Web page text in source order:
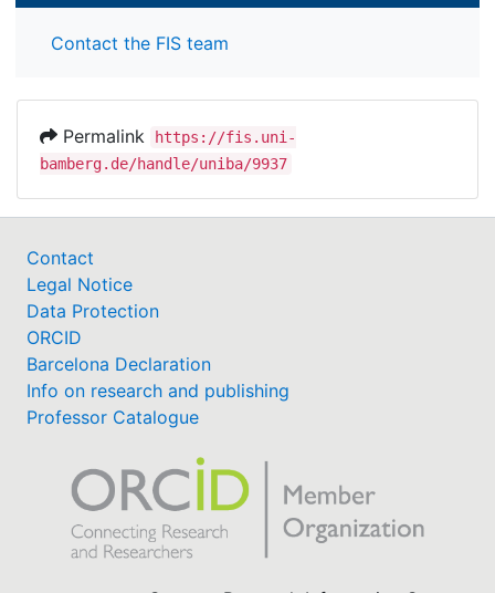
Contact the FIS team
Permalink
https://fis.uni-
bamberg.de/handle/uniba/9937
Contact
Legal Notice
Data Protection
ORCID
Barcelona Declaration
Info on research and publishing
Professor Catalogue